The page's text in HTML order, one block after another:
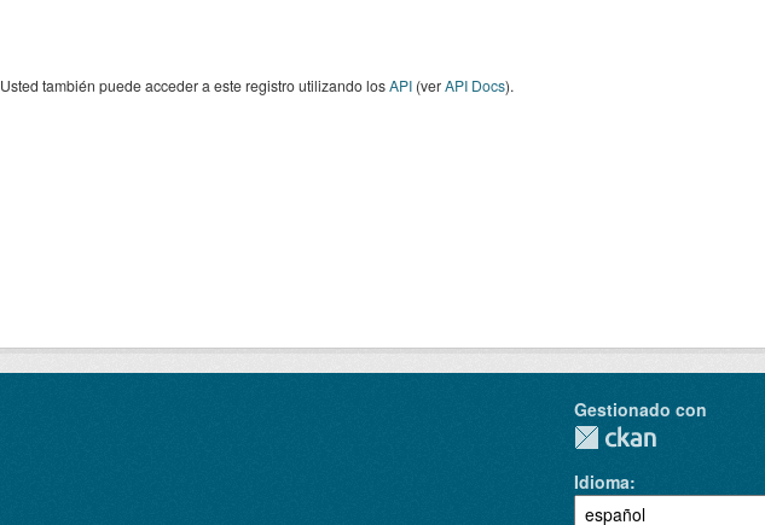
Usted también puede acceder a este registro utilizando losAPI(verAPI Docs).
Gestionado con
Idioma